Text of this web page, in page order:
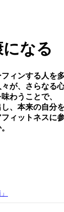
なる
ィンする⼈を
が、さらなる
わうことで、
、本来の⾃分
ィットネスに